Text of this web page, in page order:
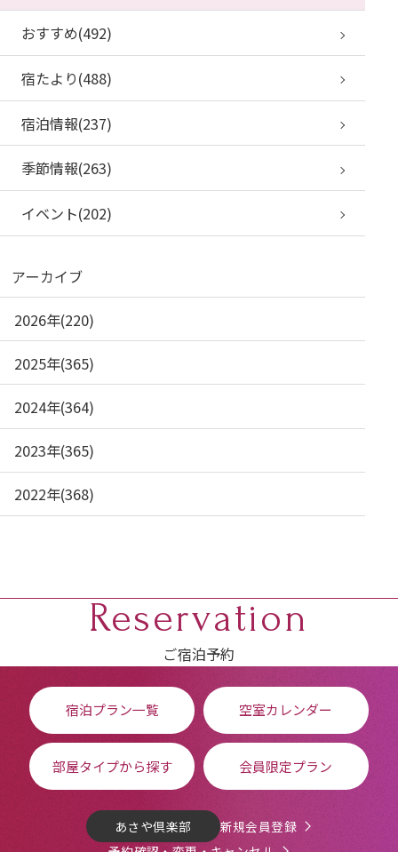
おすすめ(492)
宿たより(488)
宿泊情報(237)
季節情報(263)
イベント(202)
アーカイブ
2026年(220)
2025年(365)
2024年(364)
2023年(365)
2022年(368)
Reservation
ご宿泊予約
宿泊プラン一覧 空室カレンダー
部屋タイプから探す 会員限定プラン
あさや倶楽部
新規会員登録